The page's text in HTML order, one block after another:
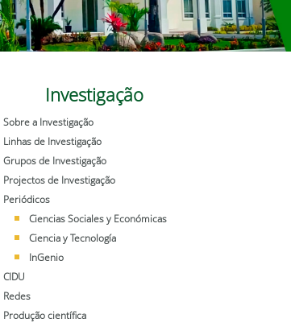
Investigação
Sobre a Investigação
Linhas de Investigação
Grupos de Investigação
Projectos de Investigação
Periódicos
Ciencias Sociales y Económicas
Ciencia y Tecnología
InGenio
CIDU
Redes
Produção científica